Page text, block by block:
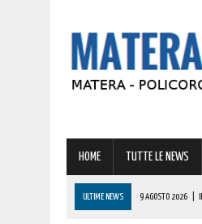
HOME TUTTE LE NEWS
ULTIME NEWS 9 AGOSTO 2026